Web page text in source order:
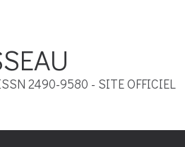
2490-9580 - SITE OFFICIEL